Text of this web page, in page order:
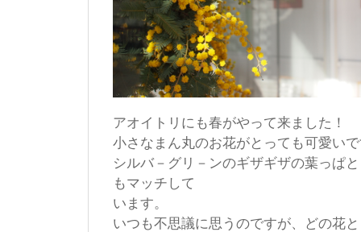
アオイトリにも春がやって来ました！
小さなまん丸のお花がとっても可愛い
シルバ－グリ－ンのギザギザの葉っぱ
もマッチして
います。
いつも不思議に思うのですが、どの花